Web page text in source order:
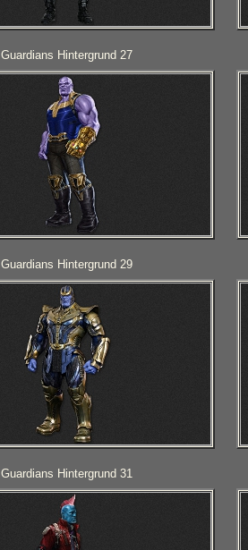
Guardians Hintergrund 27
Guardians Hintergrund 29
Guardians Hintergrund 31